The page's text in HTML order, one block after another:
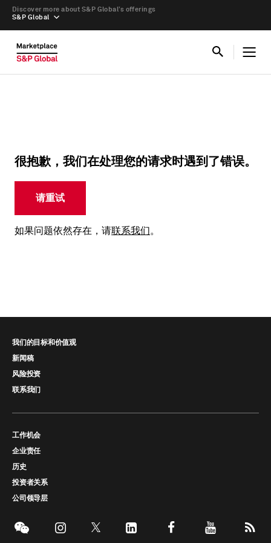
S&P Global
Discover more about S&P Global’s offerings
很抱歉，我们在处理您的请求时遇到了错误。
请重试
如果问题依然存在，请联系我们。
我们的目标和价值观
新闻稿
风险投资
联系我们
工作机会
企业责任
历史
投资者关系
公司领导层